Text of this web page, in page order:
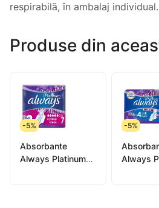
respirabilă, în ambalaj individual.
Produse din
-5%
Absorbante
Always Platinum
-5%
Always